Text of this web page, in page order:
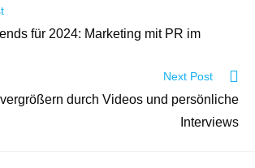
für 2024: Marketing mit PR im
Next Post
durch Videos und persönliche
Interviews